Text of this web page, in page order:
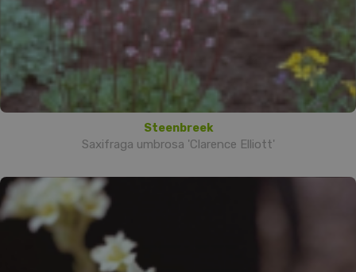
Steenbreek
Saxifraga umbrosa 'Clarence Elliott'